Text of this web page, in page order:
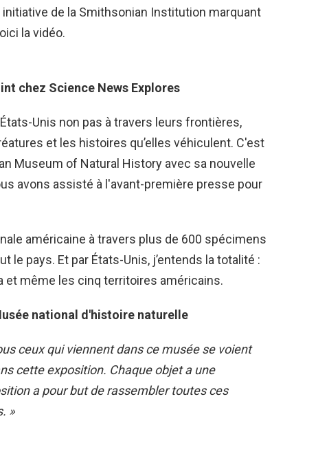
de la Smithsonian Institution marquant
la vidéo.
chez Science News Explores
Unis non pas à travers leurs frontières,
et les histoires qu’elles véhiculent. C'est
Museum of Natural History avec sa nouvelle
avons assisté à l'avant-première presse pour
américaine à travers plus de 600 spécimens
pays. Et par États-Unis, j’entends la totalité :
et même les cinq territoires américains.
national d'histoire naturelle
ceux qui viennent dans ce musée se voient
cette exposition. Chaque objet a une
a pour but de rassembler toutes ces
»